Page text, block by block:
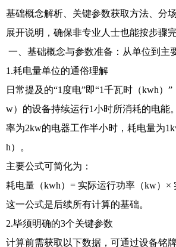
基础概念解析、关键参数获取方法、分
展开说明，确保非专业人士也能按步骤完
一、基础概念与参数准备：从单位到主
1.耗电量单位的通俗理解
日常提及的“1度电”即“1千瓦时（kwh）
w）的设备持续运行1小时所消耗的电能
率为2kw的电器工作半小时，耗电量为
h）。
主要公式可简化为：
耗电量（kwh）= 实际运行功率（kw）×
这一公式是后续所有计算的基础。
2.毕须明确的3个关键参数
计算前需获取以下数据，可通过设备铭